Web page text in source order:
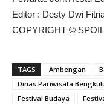
Editor : Desty Dwi
COPYRIGHT ©
TAGS Ambengan
Dinas Pariwisata
Festival Budaya